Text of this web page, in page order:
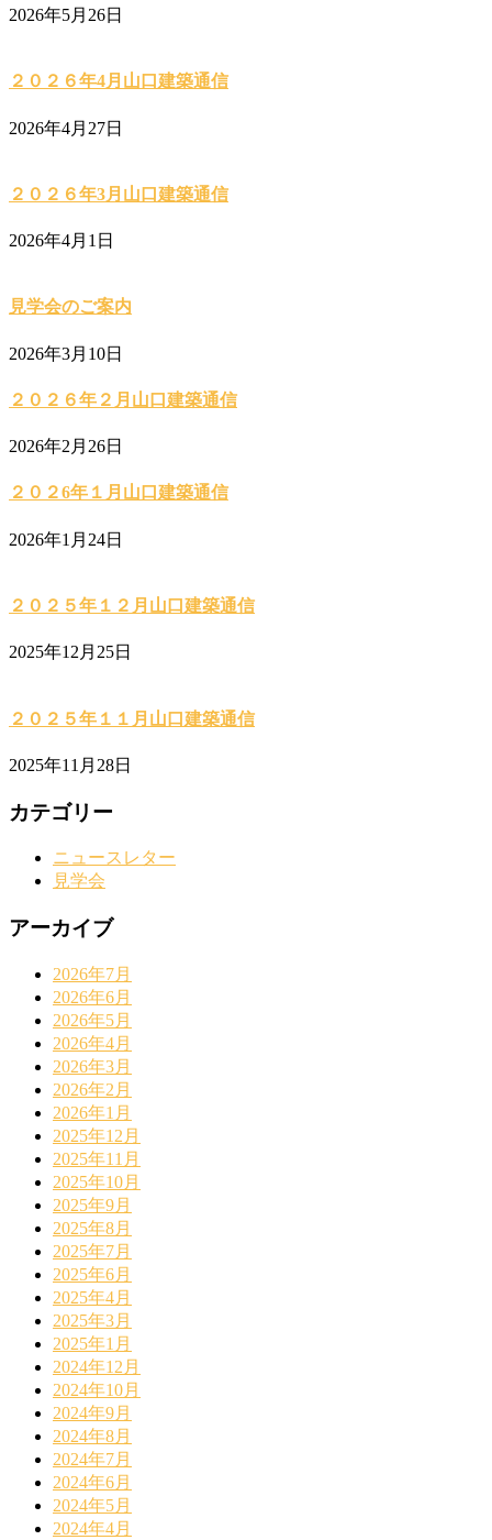
2026年5月26日
２０２６年4月山口建築通信
2026年4月27日
２０２６年3月山口建築通信
2026年4月1日
見学会のご案内
2026年3月10日
２０２６年２月山口建築通信
2026年2月26日
２０２6年１月山口建築通信
2026年1月24日
２０２５年１２月山口建築通信
2025年12月25日
２０２５年１１月山口建築通信
2025年11月28日
カテゴリー
ニュースレター
見学会
アーカイブ
2026年7月
2026年6月
2026年5月
2026年4月
2026年3月
2026年2月
2026年1月
2025年12月
2025年11月
2025年10月
2025年9月
2025年8月
2025年7月
2025年6月
2025年4月
2025年3月
2025年1月
2024年12月
2024年10月
2024年9月
2024年8月
2024年7月
2024年6月
2024年5月
2024年4月